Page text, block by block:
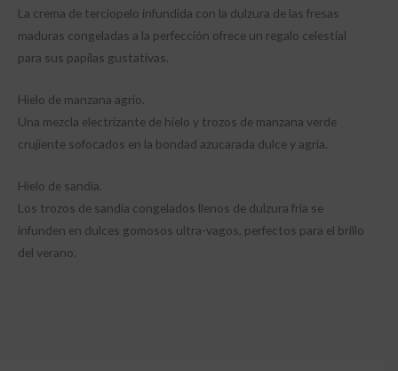
La crema de terciopelo infundida con la dulzura de las fresas
maduras congeladas a la perfección ofrece un regalo celestial
para sus papilas gustativas.
Hielo de manzana agrio.
Una mezcla electrizante de hielo y trozos de manzana verde
crujiente sofocados en la bondad azucarada dulce y agria.
Hielo de sandía.
Los trozos de sandía congelados llenos de dulzura fría se
infunden en dulces gomosos ultra-vagos, perfectos para el brillo
del verano.